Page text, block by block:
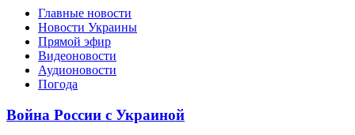
Главные новости
Новости Украины
Прямой эфир
Видеоновости
Аудионовости
Погода
Война России с Украиной